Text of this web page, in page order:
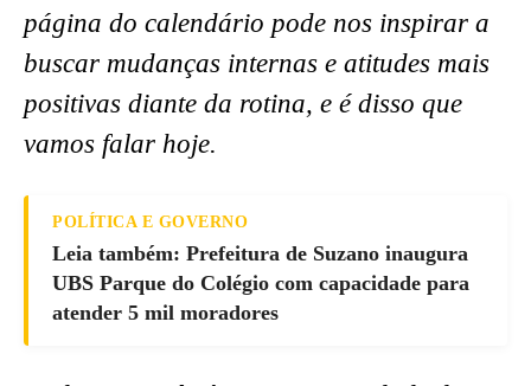
página do calendário pode nos inspirar a
buscar mudanças internas e atitudes mais
positivas diante da rotina, e é disso que
vamos falar hoje.
POLÍTICA E GOVERNO
Leia também: Prefeitura de Suzano inaugura
UBS Parque do Colégio com capacidade para
atender 5 mil moradores